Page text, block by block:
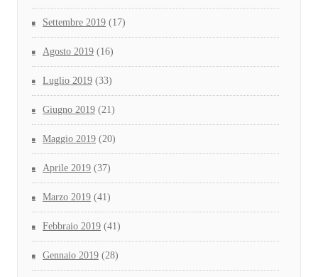
Settembre 2019 (17)
Agosto 2019 (16)
Luglio 2019 (33)
Giugno 2019 (21)
Maggio 2019 (20)
Aprile 2019 (37)
Marzo 2019 (41)
Febbraio 2019 (41)
Gennaio 2019 (28)